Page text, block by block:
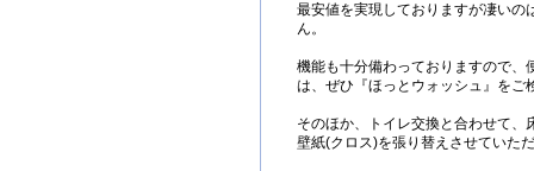
最安値を実現しておりますが凄いの
ん。
機能も十分備わっておりますので、
は、ぜひ『ほっとウォッシュ』をご
そのほか、トイレ交換と合わせて、
壁紙(クロス)を張り替えさせていた